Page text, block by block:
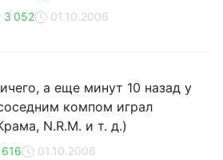
3 052 01.10.2006
а еще минут 10 назад у
компом играл
N.R.M. и т. д.)
616 01.10.2006